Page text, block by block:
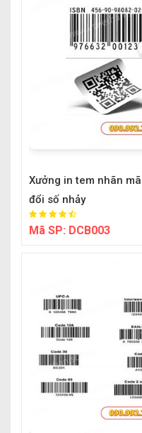
Xưởng in tem nhãn
đổi số nhảy
Mã SP: DCB003